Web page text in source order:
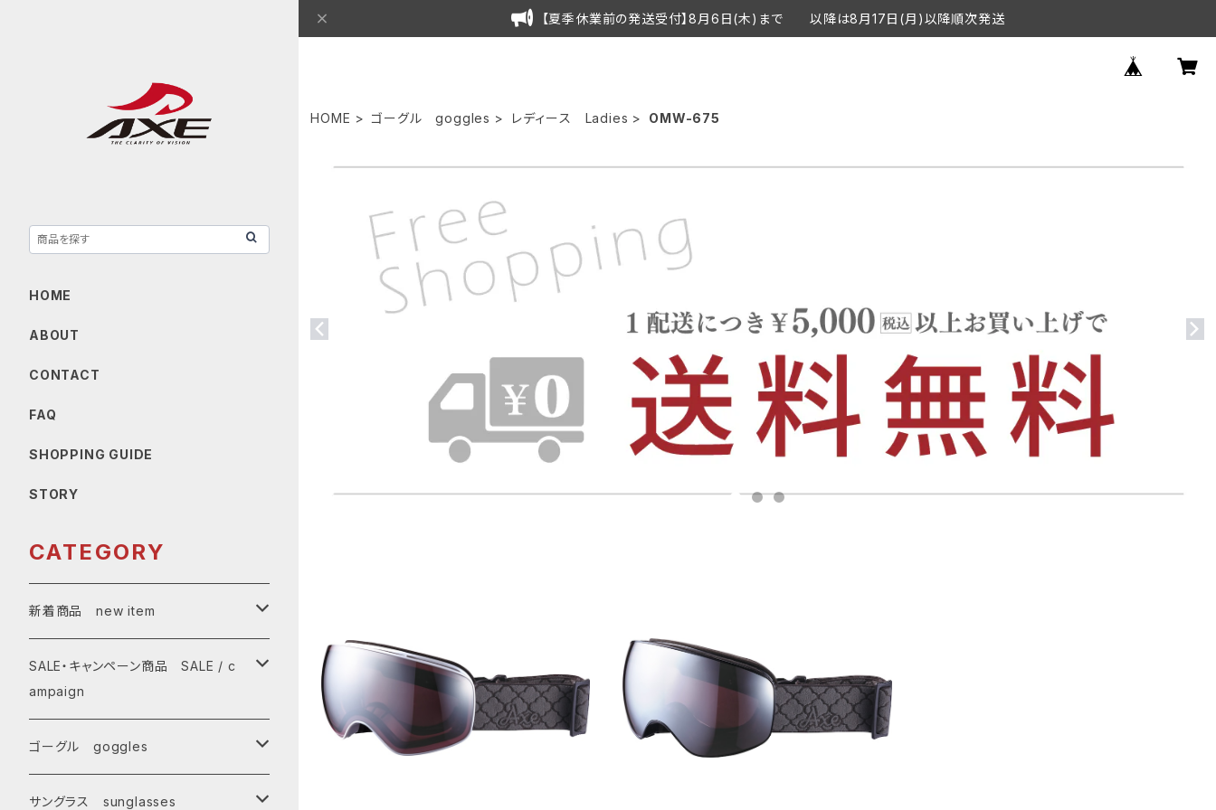
【夏季休業前の発送受付】8月6日(木)まで 以降は8月17日(月)以降順次発送
HOME ゴーグル goggles レディース Ladies OMW-675
HOME
ABOUT
CONTACT
FAQ
SHOPPING GUIDE
STORY
CATEGORY
新着商品 new item
ゴーグル
サングラス
SALE・キャンペーン商品 SALE / c
ampaign
SALE・特価商品
キャンペーン対象商品
ゴーグル goggles
メンズ Mens
サングラス sunglasses